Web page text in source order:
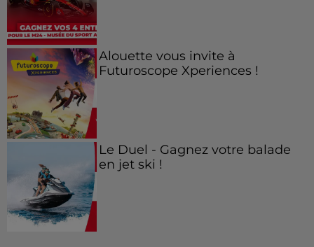
Alouette vous invite à
Futuroscope Xperiences !
Le Duel - Gagnez votre balade
en jet ski !